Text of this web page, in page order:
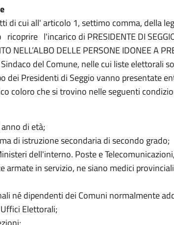
di cui all' articolo 1, settimo comma, della
l'incarico di PRESIDENTE DI
NELL’ALBO DELLE PERSONE IDONEE A
Sindaco del Comune, nelle cui liste elettorali
dei Presidenti di Seggio vanno presentate
coloro che si trovino nelle seguenti
di età;
di istruzione secondaria di secondo grado;
dell'interno. Poste e
armate in servizio, ne siano medici
né dipendenti dei Comuni normalmente
Elettorali;